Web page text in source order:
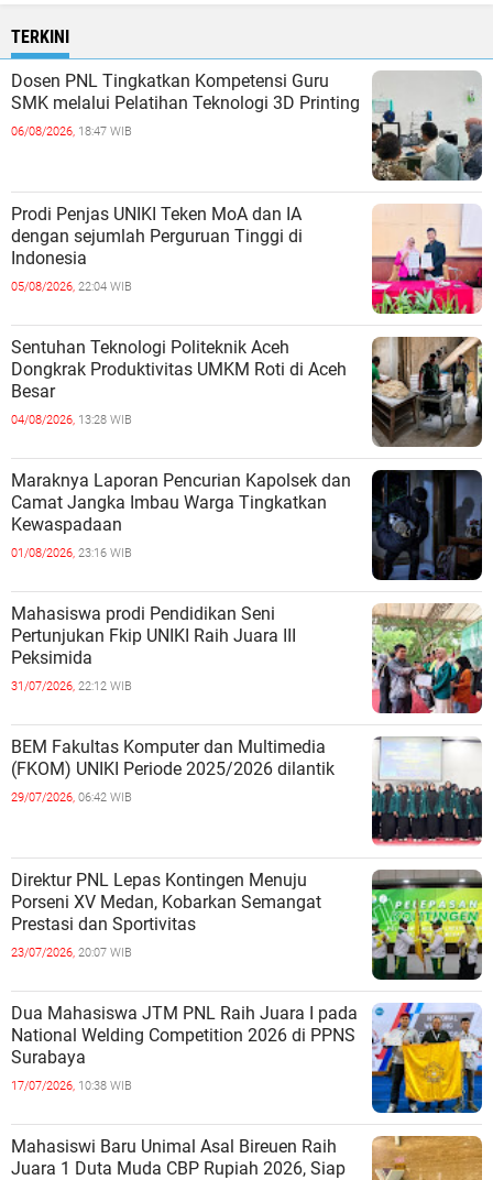
TERKINI
Dosen PNL Tingkatkan Kompetensi Guru
SMK melalui Pelatihan Teknologi 3D Printing
06/08/2026, 18:47 WIB
Prodi Penjas UNIKI Teken MoA dan IA
dengan sejumlah Perguruan Tinggi di
Indonesia
05/08/2026, 22:04 WIB
Sentuhan Teknologi Politeknik Aceh
Dongkrak Produktivitas UMKM Roti di Aceh
Besar
04/08/2026, 13:28 WIB
Maraknya Laporan Pencurian Kapolsek dan
Camat Jangka Imbau Warga Tingkatkan
Kewaspadaan
01/08/2026, 23:16 WIB
Mahasiswa prodi Pendidikan Seni
Pertunjukan Fkip UNIKI Raih Juara III
Peksimida
31/07/2026, 22:12 WIB
BEM Fakultas Komputer dan Multimedia
(FKOM) UNIKI Periode 2025/2026 dilantik
29/07/2026, 06:42 WIB
Direktur PNL Lepas Kontingen Menuju
Porseni XV Medan, Kobarkan Semangat
Prestasi dan Sportivitas
23/07/2026, 20:07 WIB
Dua Mahasiswa JTM PNL Raih Juara I pada
National Welding Competition 2026 di PPNS
Surabaya
17/07/2026, 10:38 WIB
Mahasiswi Baru Unimal Asal Bireuen Raih
Juara 1 Duta Muda CBP Rupiah 2026, Siap